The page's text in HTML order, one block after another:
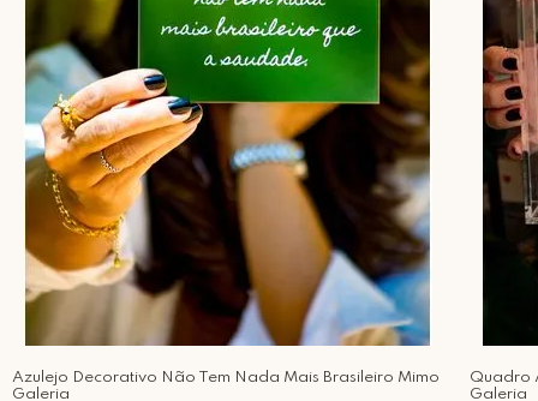
Azulejo Decorativo Não Tem Nada Mais Brasileiro Mimo
Galeria
Quadro
Galeria